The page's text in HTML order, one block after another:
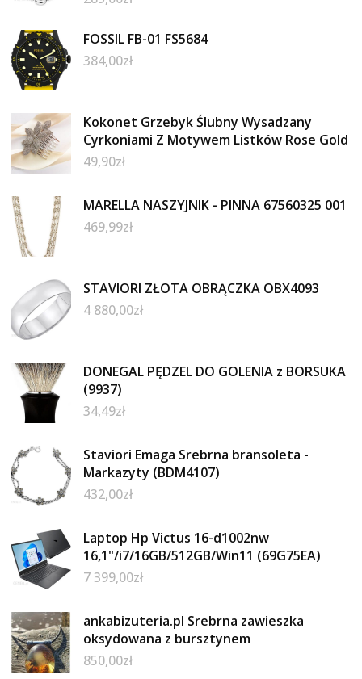
FOSSIL FB-01 FS5684
384,00zł
Kokonet Grzebyk Ślubny Wysadzany
Cyrkoniami Z Motywem Listków Rose Gold
49,90zł
MARELLA NASZYJNIK - PINNA 67560325 001
469,99zł
STAVIORI ZŁOTA OBRĄCZKA OBX4093
4 880,00zł
DONEGAL PĘDZEL DO GOLENIA z BORSUKA
(9937)
34,49zł
Staviori Emaga Srebrna bransoleta -
Markazyty (BDM4107)
432,00zł
Laptop Hp Victus 16-d1002nw
16,1"/i7/16GB/512GB/Win11 (69G75EA)
7 399,00zł
ankabizuteria.pl Srebrna zawieszka
oksydowana z bursztynem
850,00zł